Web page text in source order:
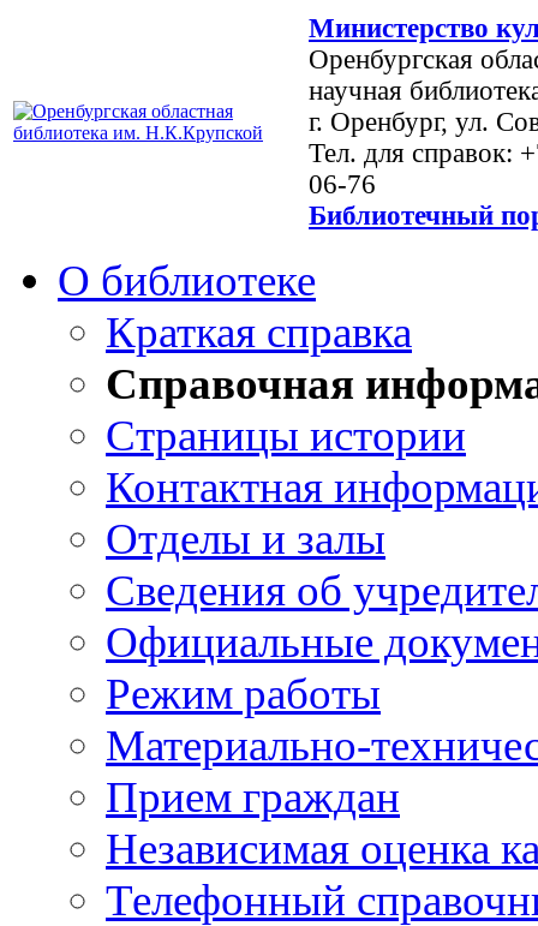
Министерство
Оренбургская
научная
г. Оренбург, ул.
Тел. для справок:
06-76
Библиотечный
О библиотеке
Краткая справка
Справочная
Страницы истории
Контактная
Отделы и залы
Сведения об
Официальные
Режим работы
Материально-
Прием граждан
Независимая оценка
Телефонный